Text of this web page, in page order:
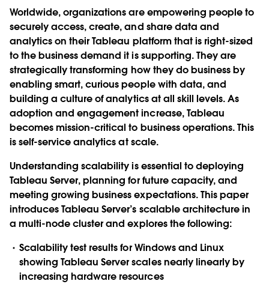
Worldwide, organizations are empowering people to
securely access, create, and share data and
analytics on their Tableau platform that is right-sized
to the business demand it is supporting. They are
strategically transforming how they do business by
enabling smart, curious people with data, and
building a culture of analytics at all skill levels. As
adoption and engagement increase, Tableau
becomes mission-critical to business operations. This
is self-service analytics at scale.
Understanding scalability is essential to deploying
Tableau Server, planning for future capacity, and
meeting growing business expectations. This paper
introduces Tableau Server’s scalable architecture in
a multi-node cluster and explores the following:
Scalability test results for Windows and Linux
showing Tableau Server scales nearly linearly by
increasing hardware resources